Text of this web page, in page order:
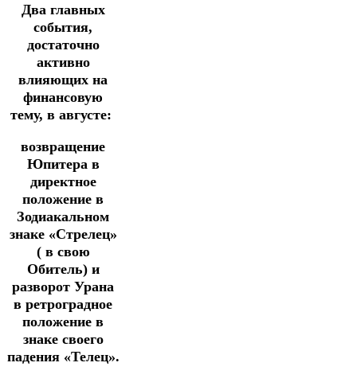
Два главных
события,
достаточно
активно
влияющих на
финансовую
тему, в августе:
возвращение
Юпитера в
директное
положение в
Зодиакальном
знаке «Стрелец»
( в свою
Обитель) и
разворот Урана
в ретроградное
положение в
знаке своего
падения «Телец».